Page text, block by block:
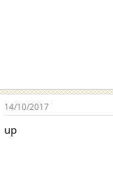
14/10/2017
up